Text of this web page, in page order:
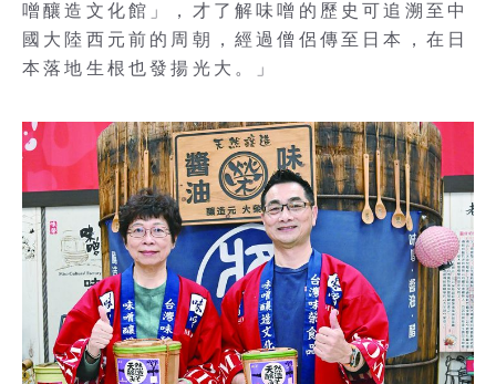
噌釀造文化館」，才了解味噌的歷史可追溯至中
國大陸西元前的周朝，經過僧侶傳至日本，在日
本落地生根也發揚光大。」